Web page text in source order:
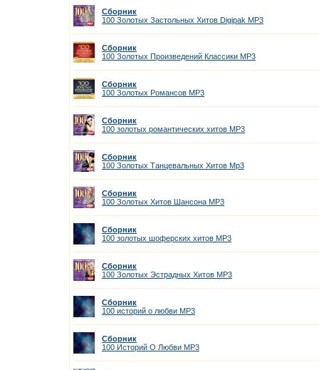
Сборник
100 Золотых Застольных Хитов Digipak MP3
Сборник
100 Золотых Произведений Классики MP3
Сборник
100 Золотых Романсов МР3
Сборник
100 золотых романтических хитов MP3
Сборник
100 Золотых Танцевальных Хитов Мр3
Сборник
100 Золотых Хитов Шансона MP3
Сборник
100 золотых шоферских хитов MP3
Сборник
100 Золотых Эстрадных Хитов MP3
Сборник
100 историй о любви MP3
Сборник
100 Историй О Любви MP3